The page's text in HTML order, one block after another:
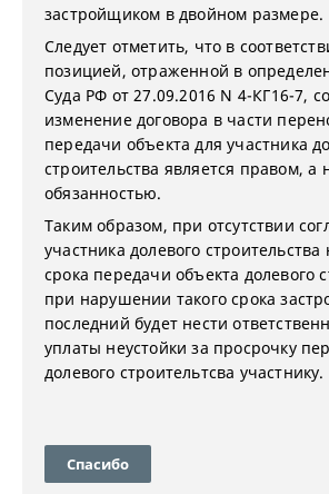
застройщиком в двойном размере.
Следует отметить, что в
позицией, отраженной в
Суда РФ от 27.09.2016 N 4-КГ16-7,
изменение договора в части
передачи объекта для участника
строительства является правом, а
обязанностью.
Таким образом, при отсутствии
участника долевого
срока передачи объекта долевого
при нарушении такого срока
последний будет нести
уплаты неустойки за просрочку
долевого строительтсва участнику.
Спасибо